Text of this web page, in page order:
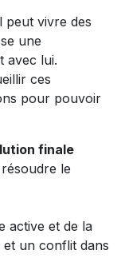
peut vivre des
une
avec lui.
ces
pour pouvoir
finale
le
active et de la
un conflit dans